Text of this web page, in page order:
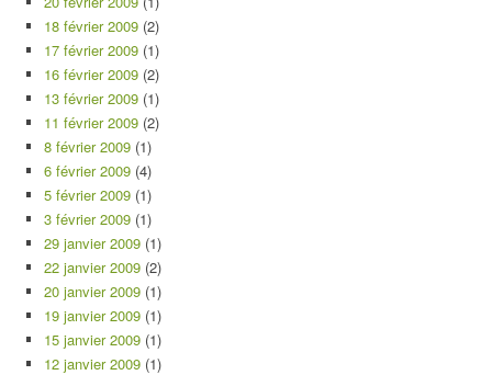
18 février 2009 (2)
17 février 2009 (1)
16 février 2009 (2)
13 février 2009 (1)
11 février 2009 (2)
8 février 2009 (1)
6 février 2009 (4)
5 février 2009 (1)
3 février 2009 (1)
29 janvier 2009 (1)
22 janvier 2009 (2)
20 janvier 2009 (1)
19 janvier 2009 (1)
15 janvier 2009 (1)
12 janvier 2009 (1)